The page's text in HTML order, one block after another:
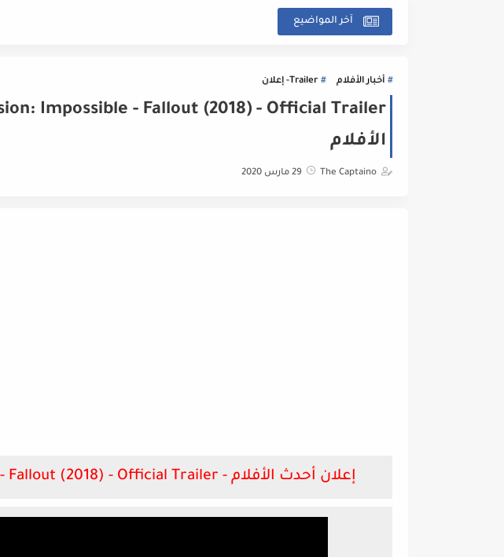
آخر المواضيع
أخبار الأفلام Trailer- إعلان
الأفلام
The Captaino 29 مارس 2020
Mission: Impossible - Fallout (2018) - Official Trailer - إعلان أحدث الأفلام